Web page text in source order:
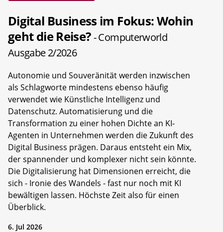
Digital Business im Fokus: Wohin
geht die Reise?- Computerworld
Ausgabe 2/2026
Autonomie und Souveränität werden inzwischen
als Schlagworte mindestens ebenso häufig
verwendet wie Künstliche Intelligenz und
Datenschutz. Automatisierung und die
Transformation zu einer hohen Dichte an KI-
Agenten in Unternehmen werden die Zukunft des
Digital Business prägen. Daraus entsteht ein Mix,
der spannender und komplexer nicht sein könnte.
Die Digitalisierung hat Dimensionen erreicht, die
sich - Ironie des Wandels - fast nur noch mit KI
bewältigen lassen. Höchste Zeit also für einen
Überblick.
6. Jul 2026